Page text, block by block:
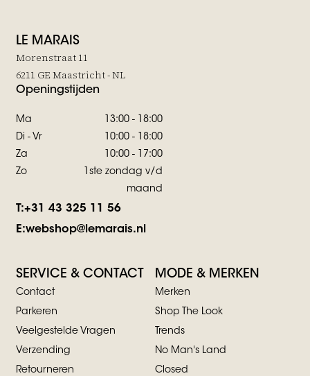
LE MARAIS
Morenstraat 11
6211 GE Maastricht - NL
Openingstijden
Ma
13:00 - 18:00
Di - Vr
10:00 - 18:00
Za
10:00 - 17:00
Zo
1ste zondag v/d
maand
T:+31 43 325 11 56
E:webshop@lemarais.nl
SERVICE & CONTACT
Contact
Parkeren
Veelgestelde Vragen
Verzending
Retourneren
MODE & MERKEN
Merken
Shop The Look
Trends
No Man's Land
Closed